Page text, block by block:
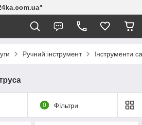
Ручний інструмент Інструменти
0 Фільтри